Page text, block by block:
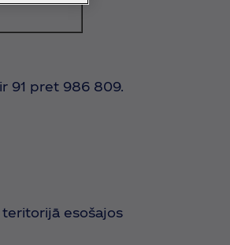
91 pret 986 809.
esošajos